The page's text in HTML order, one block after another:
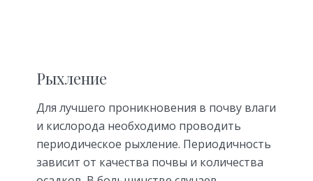
Рыхление
Для лучшего проникновения в почву влаги
и кислорода необходимо проводить
периодическое рыхление. Периодичность
зависит от качества почвы и количества